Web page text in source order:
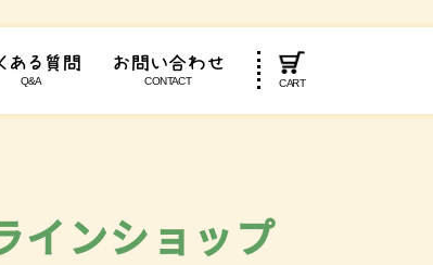
ある質問
Q&A
お問い合わせ
CONTACT CART
インショップ